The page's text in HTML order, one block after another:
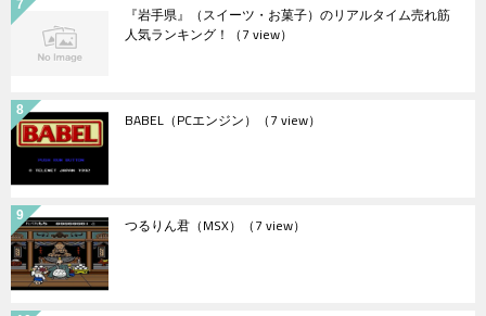
『岩手県』（スイーツ・お菓子）のリアルタイム売れ筋
人気ランキング！ （7 view）
BABEL（PCエンジン） （7 view）
つるりん君（MSX） （7 view）